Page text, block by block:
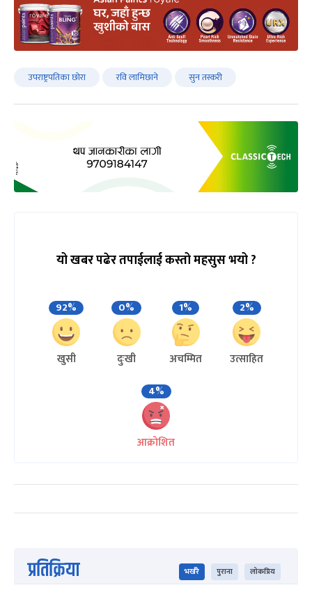
उपराष्ट्रपतिका छोरा रवि लामिछाने सुन तस्करी
यो खबर पढेर तपाईलाई कस्तो महसुस भयो ?
92%
खुसी
0%
दुःखी
1%
अचम्मित
2%
उत्साहित
4%
आक्रोशित
प्रतिक्रिया भर्खरै पुराना लोकप्रिय